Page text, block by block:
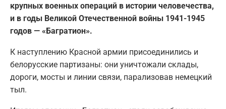
крупных военных операций в истории человечества,
и в годы Великой Отечественной войны 1941-1945
годов — «Багратион».
К наступлению Красной армии присоединились и
белорусские партизаны: они уничтожали склады,
дороги, мосты и линии связи, парализовав немецкий
тыл.